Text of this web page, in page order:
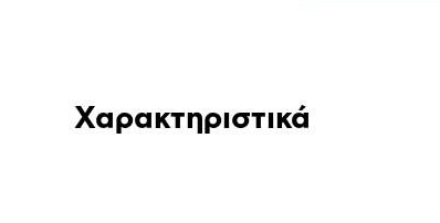
Χαρακτηριστικά